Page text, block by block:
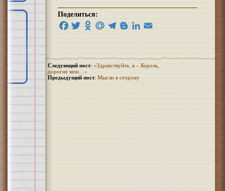
Поделиться:
Facebook
TwitterOdnoklassniki
Mail.RuTelegram
BloggerLinkedIn
Следующий пост: «Здравствуйте, я – Король,
дорогие мои…»
Предыдущий пост: Мысли в сторону